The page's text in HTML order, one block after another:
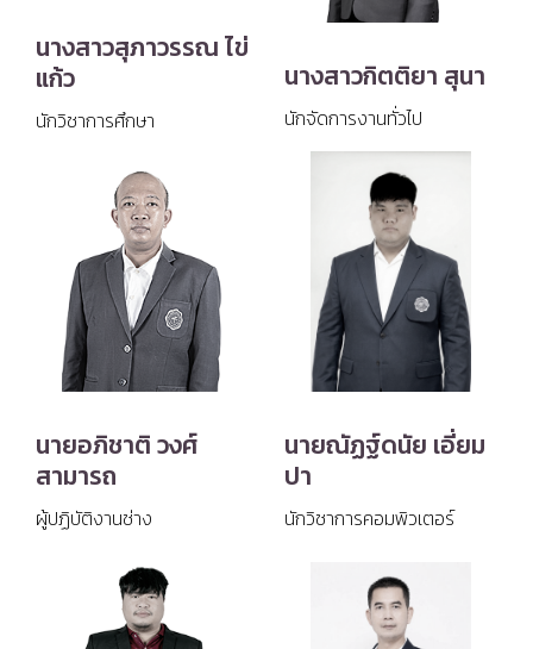
นางสาวสุภาวรรณ ไข่
แก้ว
นักวิชาการศึกษา
นางสาวกิตติยา สุนา
นักจัดการงานทั่วไป
นายอภิชาติ วงศ์
สามารถ
ผู้ปฏิบัติงานช่าง
นายณัฏฐ์ดนัย เอี่ยม
ปา
นักวิชาการคอมพิวเตอร์